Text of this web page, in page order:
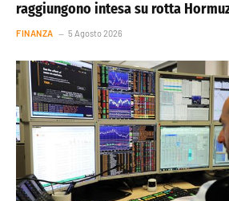
raggiungono intesa su rotta
FINANZA 5 Agosto 2026